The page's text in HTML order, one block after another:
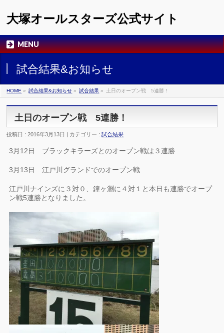
大塚オールスターズ公式サイト
MENU
試合結果&お知らせ
HOME » 試合結果&お知らせ » 試合結果 » 土日のオープン戦 5連勝！
土日のオープン戦 5連勝！
投稿日 : 2016年3月13日 | カテゴリー :試合結果
3月12日 ブラックキラーズとのオープン戦は３連勝
3月13日 江戸川グランドでのオープン戦
江戸川ナインズに３対０、鐘ヶ淵に４対１と本日も連勝でオープ
ン戦5連勝となりました。